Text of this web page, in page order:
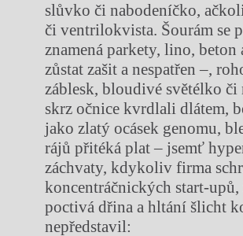
slůvko či nabodeníčko,
či ventrilokvista. Šourám se
znamená parkety, lino, beton
zůstat zašit a nespatřen –,
záblesk, bloudivé světélko
skrz očnice kvrdlali dlátem,
jako zlatý ocásek genomu,
rájů přitéká plat – jsemť
záchvaty, kdykoliv firma
koncentráčnických start-
poctivá dřina a hltání šlicht
nepředstavil: